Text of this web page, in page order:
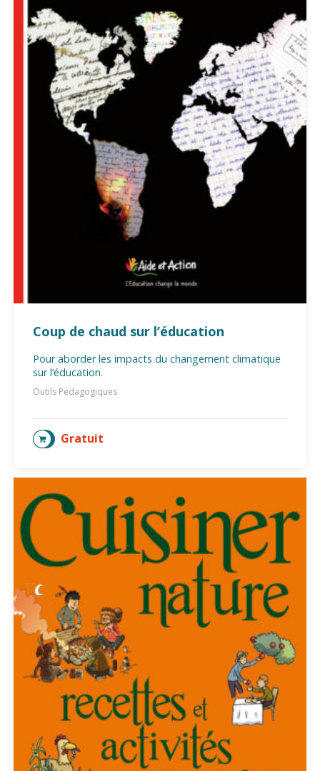
Coup de chaud sur l’éducation
Pour aborder les impacts du changement climatique
sur l’éducation.
Outils Pédagogiques
Gratuit
AJOUTER AU PANIER